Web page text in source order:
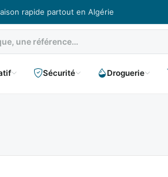
rapide partout en Algérie
Sécurité Droguerie